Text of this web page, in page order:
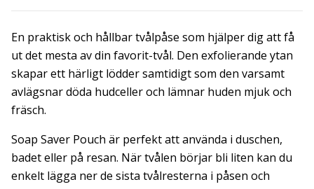
En praktisk och hållbar tvålpåse som hjälper dig att få
ut det mesta av din favorit-tvål. Den exfolierande ytan
skapar ett härligt lödder samtidigt som den varsamt
avlägsnar döda hudceller och lämnar huden mjuk och
fräsch.
Soap Saver Pouch är perfekt att använda i duschen,
badet eller på resan. När tvålen börjar bli liten kan du
enkelt lägga ner de sista tvålresterna i påsen och